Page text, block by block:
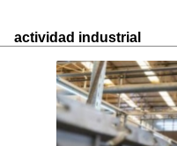
actividad industrial